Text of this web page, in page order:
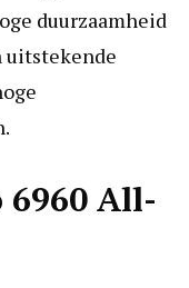
duurzaamheid
uitstekende
6960 All-